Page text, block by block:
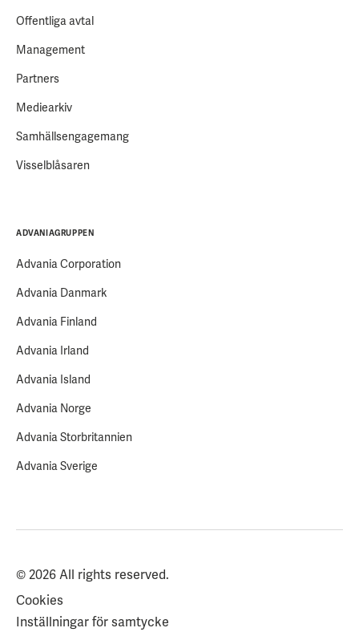
Offentliga avtal
Management
Partners
Mediearkiv
Samhällsengagemang
Visselblåsaren
ADVANIAGRUPPEN
Advania Corporation
Advania Danmark
Advania Finland
Advania Irland
Advania Island
Advania Norge
Advania Storbritannien
Advania Sverige
Cookies
Inställningar för samtycke
© 2026 All rights reserved.